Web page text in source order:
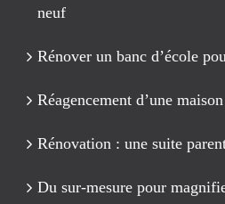
neuf
Rénover un banc d’école
Réagencement d’une
Rénovation : une suite
Du sur-mesure pour